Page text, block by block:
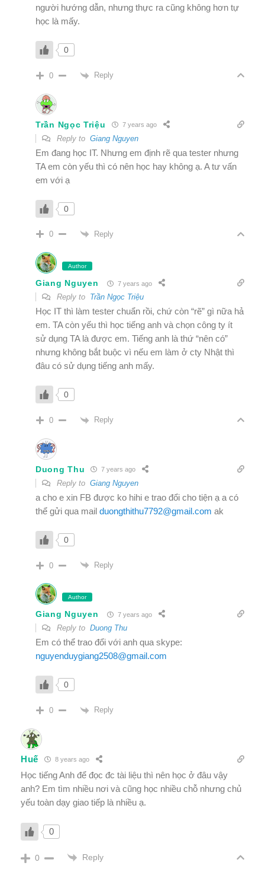
người hướng dẫn, nhưng thực ra cũng không hơn tự
học là mấy.
0
0 Reply
Trần Ngọc Triệu 7 years ago
Reply toGiang Nguyen
Em đang học IT. Nhưng em định rẽ qua tester nhưng
TA em còn yếu thì có nên học hay không ạ. A tư vấn
em với ạ
0
0 Reply
Author
Giang Nguyen 7 years ago
Reply to Trần Ngọc Triệu
Học IT thì làm tester chuẩn rồi, chứ còn “rẽ” gì nữa hả
em. TA còn yếu thì học tiếng anh và chọn công ty ít
sử dụng TA là được em. Tiếng anh là thứ “nên có”
nhưng không bắt buộc vì nếu em làm ở cty Nhật thì
đâu có sử dụng tiếng anh mấy.
0
0 Reply
Duong Thu 7 years ago
Reply toGiang Nguyen
a cho e xin FB được ko hihi e trao đổi cho tiện ạ a có
thể gửi qua mailduongthithu7792@gmail.com ak
0
0 Reply
Author
Giang Nguyen 7 years ago
Reply toDuong Thu
Em có thể trao đổi với anh qua skype:
nguyenduygiang2508@gmail.com
0
0 Reply
Huế 8 years ago
Học tiếng Anh để đọc đc tài liệu thì nên học ở đâu vậy
anh? Em tìm nhiều nơi và cũng học nhiều chỗ nhưng chủ
yếu toàn dạy giao tiếp là nhiều ạ.
0
0 Reply